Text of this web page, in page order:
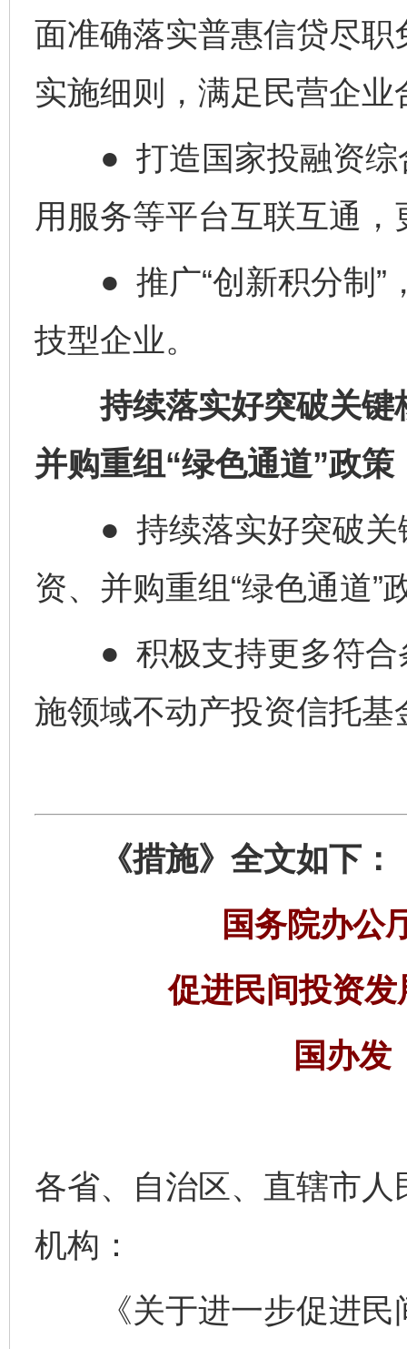
面准确落实普惠信贷尽
实施细则，满足民营企
● 打造国家投融资综
用服务等平台互联互通
● 推广“创新积分制”
技型企业。
持续落实好突破关键
并购重组“绿色通道”政
● 持续落实好突破关
资、并购重组“绿色通道”
● 积极支持更多符合
施领域不动产投资信托基
《措施》全文如下：
国务院办公
促进民间投资
国办发
各省、自治区、直辖市
机构：
《关于进一步促进民